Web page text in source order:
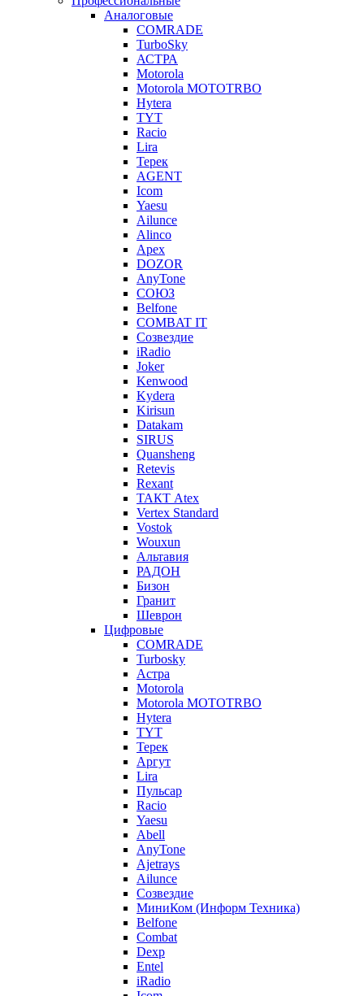
Аналоговые
COMRADE
TurboSky
АСТРА
Motorola
Motorola MOTOTRBO
Hytera
TYT
Racio
Lira
Терек
AGENT
Icom
Yaesu
Ailunce
Alinco
Apex
DOZOR
AnyTone
СОЮЗ
Belfone
COMBAT IT
Созвездие
iRadio
Joker
Kenwood
Kydera
Kirisun
Datakam
SIRUS
Quansheng
Retevis
Rexant
ТАКТ Atex
Vertex Standard
Vostok
Wouxun
Альтавия
РАДОН
Бизон
Гранит
Шеврон
Цифровые
COMRADE
Turbosky
Астра
Motorola
Motorola MOTOTRBO
Hytera
TYT
Терек
Аргут
Lira
Пульсар
Racio
Yaesu
Abell
AnyTone
Ajetrays
Ailunce
Созвездие
МиниКом (Информ Техника)
Belfone
Combat
Dexp
Entel
iRadio